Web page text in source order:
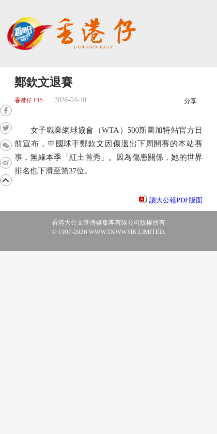
鄭欽文退賽
香港仔 P15 2026-04-10 分享
女子職業網球協會（WTA）500斯圖加特站官方日
前宣布，中國球手鄭欽文因傷退出下周開賽的本站賽
事，無緣本季「紅土首秀」。因為傷患關係，她的世界
排名也下滑至第37位。
讀大公報PDF版面
香港大公文匯傳媒集團有限公司版權所有
© 1997-2026 WWW.TKWW.HK LIMITED.